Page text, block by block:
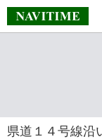
県道１４号線沿